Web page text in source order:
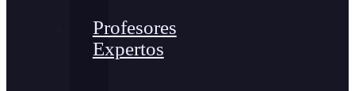
Profesores
Expertos